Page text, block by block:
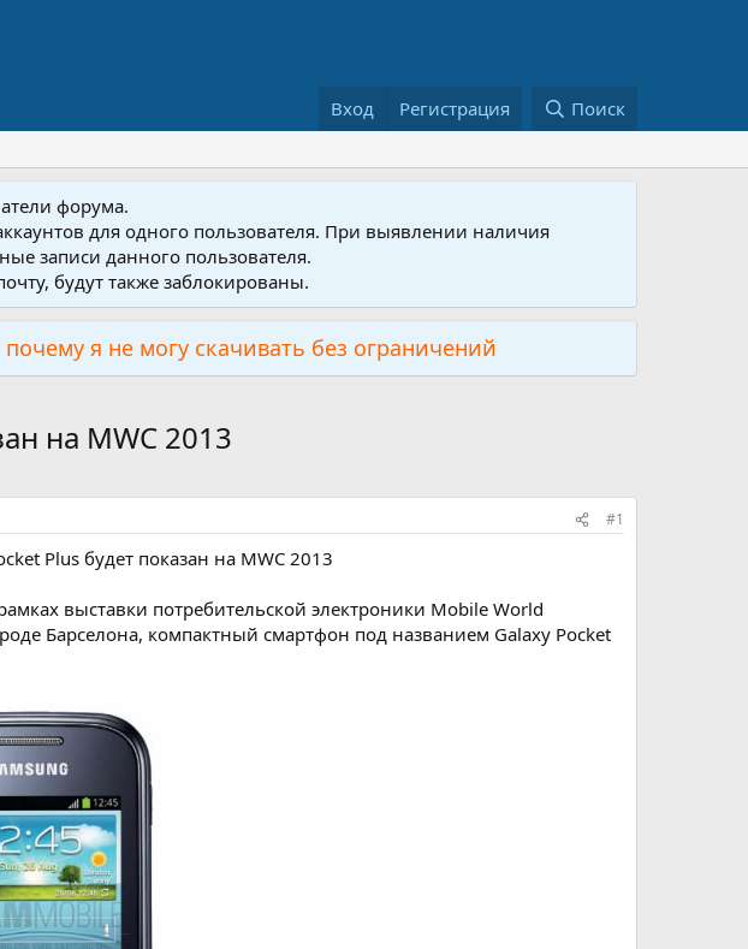
Вход Регистрация Поиск
форума.
для одного пользователя. При выявлении наличия
записи данного пользователя.
будут также заблокированы.
я не могу скачивать без ограничений
на MWC 2013
#1
Plus будет показан на MWC 2013
выставки потребительской электроники Mobile World
Барселона, компактный смартфон под названием Galaxy Pocket